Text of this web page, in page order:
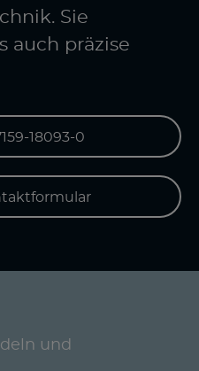
Sie
auch präzise
18093-0
und